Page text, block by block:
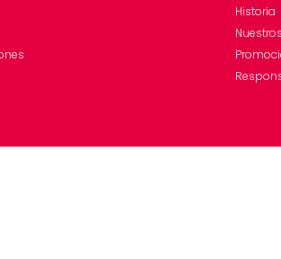
Historia